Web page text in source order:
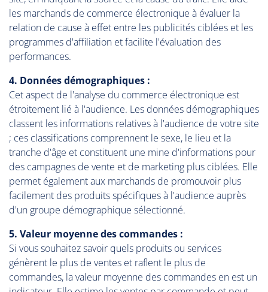
les marchands de commerce électronique à évaluer la
relation de cause à effet entre les publicités ciblées et les
programmes d'affiliation et facilite l'évaluation des
performances.
4. Données démographiques :
Cet aspect de l'analyse du commerce électronique est
étroitement lié à l'audience. Les données démographiques
classent les informations relatives à l'audience de votre site
; ces classifications comprennent le sexe, le lieu et la
tranche d'âge et constituent une mine d'informations pour
des campagnes de vente et de marketing plus ciblées. Elle
permet également aux marchands de promouvoir plus
facilement des produits spécifiques à l'audience auprès
d'un groupe démographique sélectionné.
5. Valeur moyenne des commandes :
Si vous souhaitez savoir quels produits ou services
génèrent le plus de ventes et raflent le plus de
commandes, la valeur moyenne des commandes en est un